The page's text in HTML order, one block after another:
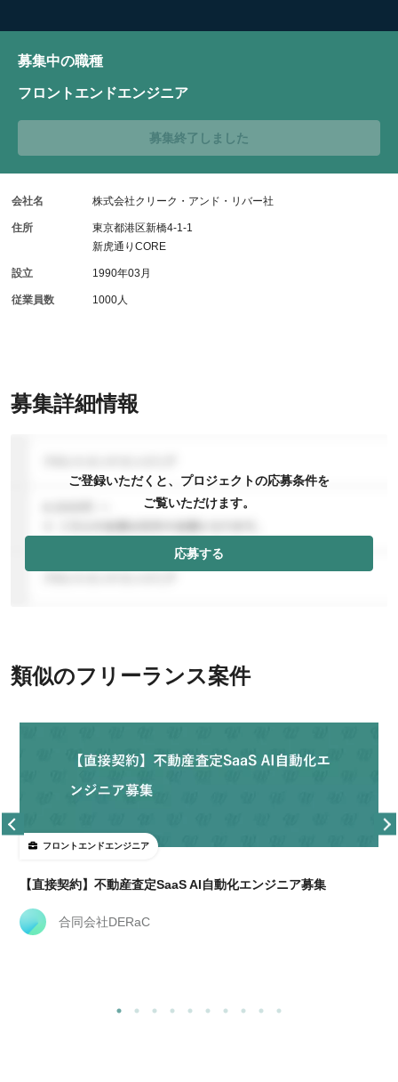
募集詳細情報
ご登録いただくと、プロジェクトの応募条件を
ご覧いただけます。
応募する
募集中の職種
フロントエンドエンジニア
募集終了しました
会社名 株式会社クリーク・アンド・リバー社
住所
東京都港区新橋4-1-1
新虎通りCORE
設立 1990年03月
従業員数 1000人
類似のフリーランス案件
フロントエンドエンジニア
【直接契約】不動産査定SaaS AI自動化エンジニア募集
合同会社DERaC